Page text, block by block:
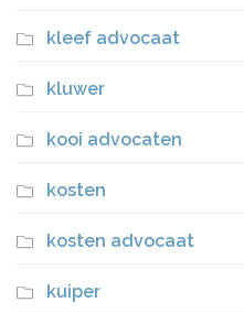
kleef advocaat
kluwer
kooi advocaten
kosten
kosten advocaat
kuiper